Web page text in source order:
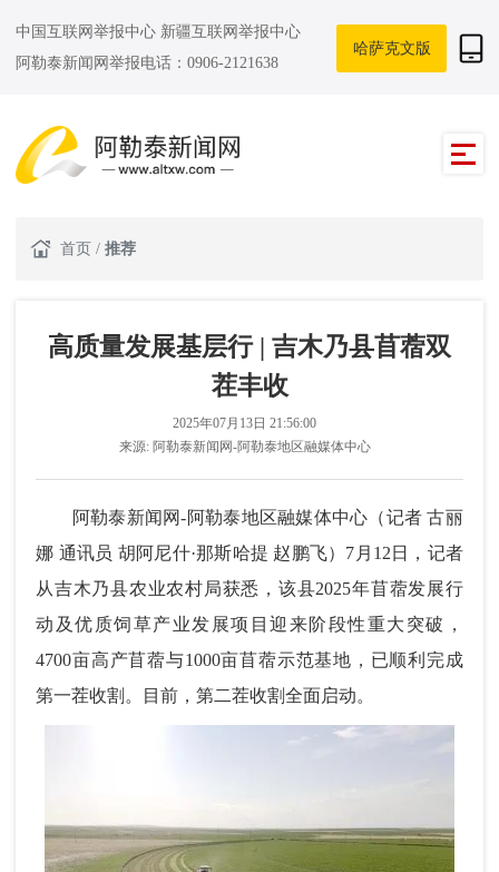
中国互联网举报中心 新疆互联网举报中心
阿勒泰新闻网举报电话：0906-2121638
哈萨克文版
首页 / 推荐
高质量发展基层行 | 吉木乃县苜蓿双
茬丰收
2025年07月13日 21:56:00
来源: 阿勒泰新闻网-阿勒泰地区融媒体中心
阿勒泰新闻网-阿勒泰地区融媒体中心 （记者 古丽
娜 通讯员 胡阿尼什·那斯哈提 赵鹏飞）7 月12日，记者
从吉木乃县农业农村局获悉，该县2025年苜蓿发展行
动及优质饲草产业发展项目迎来阶段性重大突破，
4700亩高产苜蓿与1000亩苜蓿示范基地，已顺利完成
第一茬收割。目前，第二茬收割全面启动。